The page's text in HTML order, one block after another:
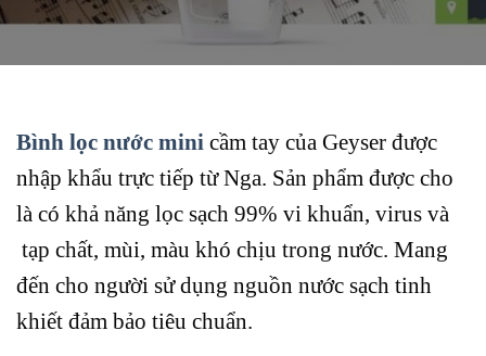
Bình lọc nước mini cầm tay của Geyser được
nhập khẩu trực tiếp từ Nga. Sản phẩm được cho
là có khả năng lọc sạch 99% vi khuẩn, virus và
tạp chất, mùi, màu khó chịu trong nước. Mang
đến cho người sử dụng nguồn nước sạch tinh
khiết đảm bảo tiêu chuẩn.